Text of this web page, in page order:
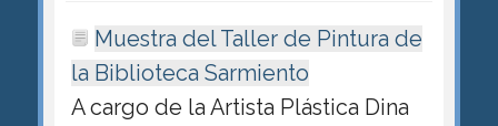
Muestra del Taller de Pintura de
la Biblioteca Sarmiento
A cargo de la Artista Plástica Dina